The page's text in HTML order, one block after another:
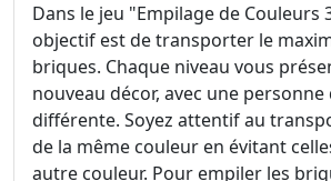
Dans le jeu "Empilage de Couleurs
objectif est de transporter le
briques. Chaque niveau vous
nouveau décor, avec une
différente. Soyez attentif au
de la même couleur en évitant
autre couleur. Pour empiler les